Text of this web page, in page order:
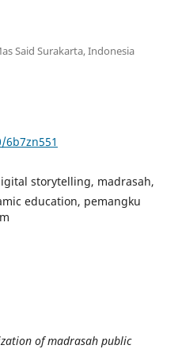
Said Surakarta, Indonesia
storytelling, madrasah,
education, pemangku
of madrasah public